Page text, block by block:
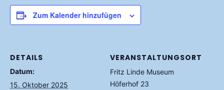
Zum Kalender hinzufügen
DETAILS
Datum:
15. Oktober 2025
VERANSTALTUNGSORT
Fritz Linde Museum
Höferhof 23